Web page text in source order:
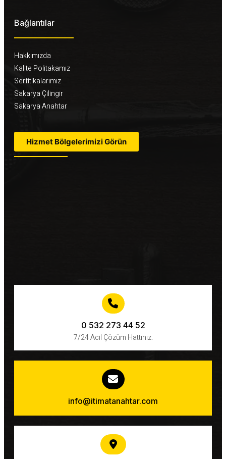
Bağlantılar
Hakkımızda
Kalite Politakamız
Serfitikalarımız
Sakarya Çilingir
Sakarya Anahtar
Hizmet Bölgelerimizi Görün
0 532 273 44 52
7/24 Acil Çözüm Hattınız.
info@itimatanahtar.com